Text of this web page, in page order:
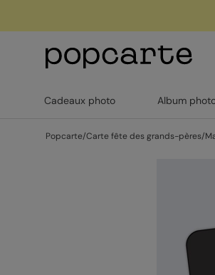
Cadeaux photo Album
Popcarte/Carte fête des grands-pères/